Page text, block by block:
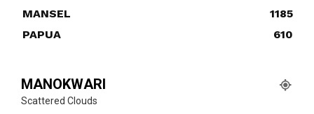
MANSEL
1185
PAPUA
610
MANOKWARI
Scattered Clouds